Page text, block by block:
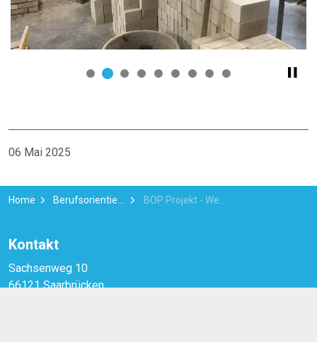
06 Mai 2025
Home Berufsorientierung News
Kontakt
Sachsenweg 10
66121 Saarbrücken